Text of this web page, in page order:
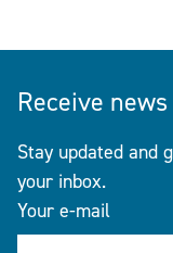
Receive
Stay updated and
your inbox.
Your e-mail